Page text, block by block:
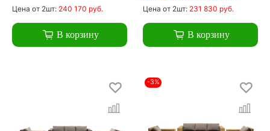
Цена от 2шт: 240 170 руб.
В корзину
Цена от 2шт: 231 830 руб.
В корзину
-3%